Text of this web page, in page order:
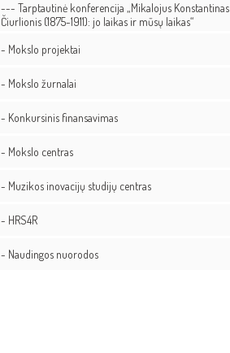
--- Tarptautinė konferencija „Mikalojus Konstantinas
Čiurlionis (1875-1911): jo laikas ir mūsų laikas“
- Mokslo projektai
- Mokslo žurnalai
- Konkursinis finansavimas
- Mokslo centras
- Muzikos inovacijų studijų centras
- HRS4R
- Naudingos nuorodos